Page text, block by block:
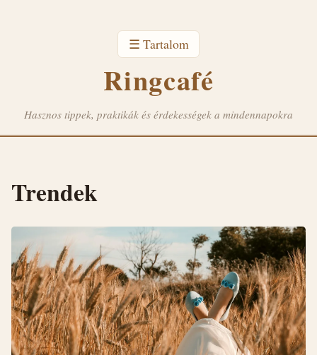
☰ Tartalom
Ringcafé
Hasznos tippek, praktikák és érdekességek a mindennapokra
Trendek